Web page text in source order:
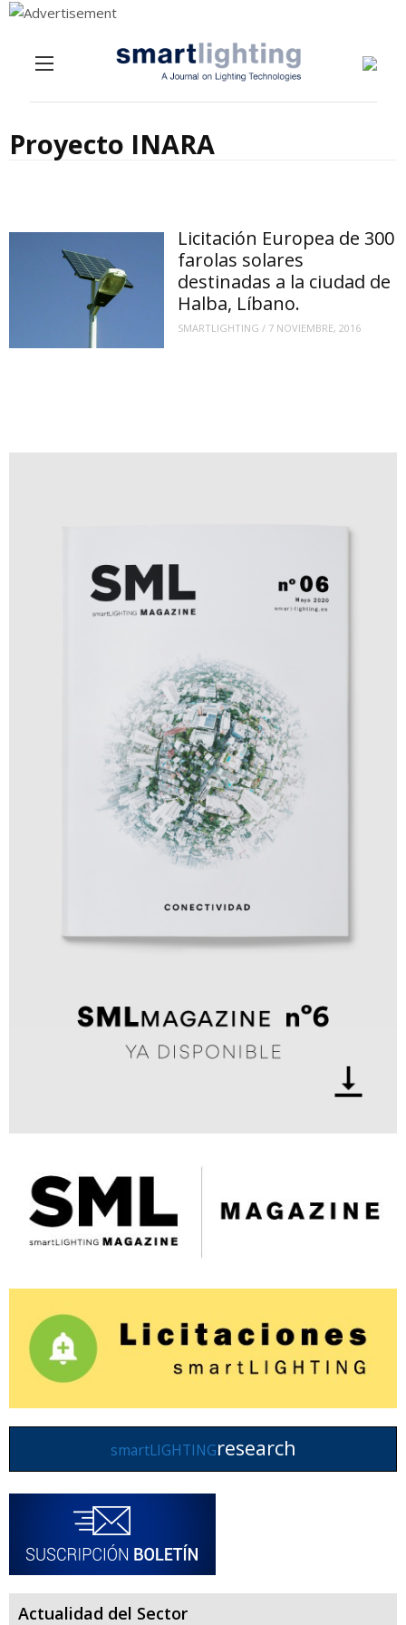
Proyecto INARA
Licitación Europea de 300
farolas solares
destinadas a la ciudad de
Halba, Líbano.
SMARTLIGHTING / 7 NOVIEMBRE, 2016
smartLIGHTINGresearch
Actualidad del Sector